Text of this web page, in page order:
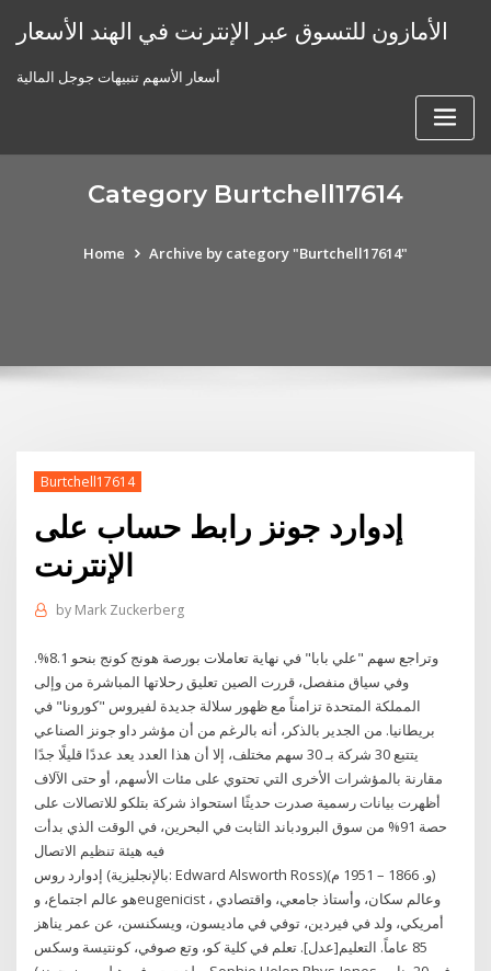
الأمازون للتسوق عبر الإنترنت في الهند الأسعار
أسعار الأسهم تنبيهات جوجل المالية
Category Burtchell17614
Home Archive by category "Burtchell17614"
Burtchell17614
إدوارد جونز رابط حساب على
الإنترنت
by Mark Zuckerberg
وتراجع سهم "علي بابا" في نهاية تعاملات بورصة هونج كونج بنحو 8.1%.
وفي سياق منفصل، قررت الصين تعليق رحلاتها المباشرة من وإلى
المملكة المتحدة تزامناً مع ظهور سلالة جديدة لفيروس "كورونا" في
بريطانيا. من الجدير بالذكر، أنه بالرغم من أن مؤشر داو جونز الصناعي
يتتبع 30 شركة بـ 30 سهم مختلف، إلا أن هذا العدد يعد عددًا قليلًا جدًا
مقارنة بالمؤشرات الأخرى التي تحتوي على مئات الأسهم، أو حتى الآلاف
أظهرت بيانات رسمية صدرت حديثًا استحواذ شركة بتلكو للاتصالات على
حصة 91% من سوق البرودباند الثابت في البحرين، في الوقت الذي بدأت
فيه هيئة تنظيم الاتصال
إدوارد روس (بالإنجليزية: Edward Alsworth Ross)‏ (و. 1866 – 1951 م)
هو عالم اجتماع، وeugenicist ، وعالم سكان، وأستاذ جامعي، واقتصادي
أمريكي، ولد في فيردين، توفي في ماديسون، ويسكنسن، عن عمر يناهز
85 عاماً. التعليم[عدل]. تعلم في كلية كو، وتع صوفي، كونتيسة وسكس